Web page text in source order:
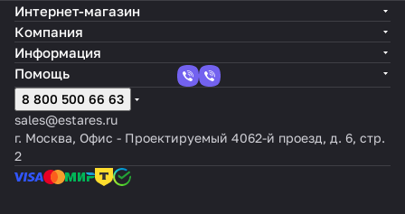
Интернет-магазин
Компания
Информация
Помощь
8 800 500 66 63
sales@estares.ru
г. Москва, Офис - Проектируемый 4062-й проезд, д. 6, стр.
2